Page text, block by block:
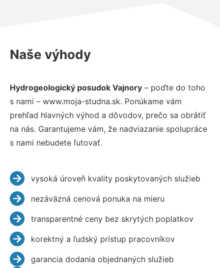
Naše výhody
Hydrogeologický posudok Vajnory – poďte do toho
s nami – www.moja-studna.sk. Ponúkame vám
prehľad hlavných výhod a dôvodov, prečo sa obrátiť
na nás. Garantujeme vám, že nadviazanie spolupráce
s nami nebudete ľutovať.
vysoká úroveň kvality poskytovaných služieb
nezáväzná cenová ponuka na mieru
transparentné ceny bez skrytých poplatkov
korektný a ľudský prístup pracovníkov
garancia dodania objednaných služieb